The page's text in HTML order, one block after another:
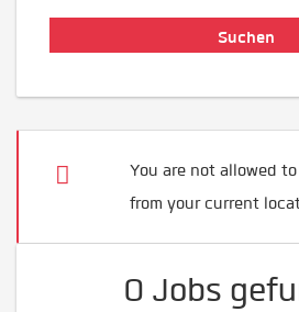
You are not allowed
from your current
0 Jobs